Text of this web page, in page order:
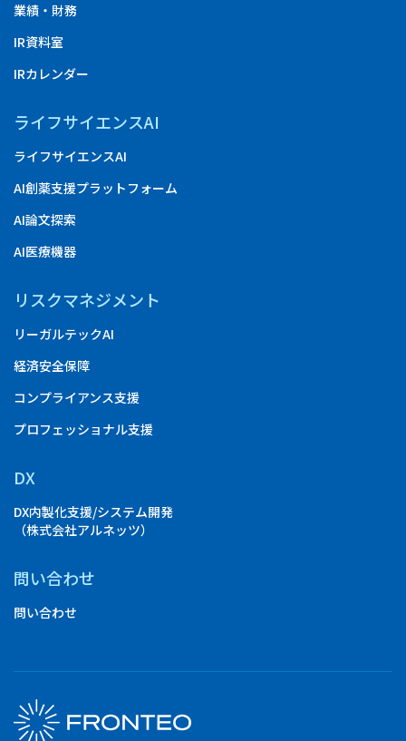
業績・財務
IR資料室
IRカレンダー
ライフサイエンスAI
ライフサイエンスAI
AI創薬支援プラットフォーム
AI論文探索
AI医療機器
リスクマネジメント
リーガルテックAI
経済安全保障
コンプライアンス支援
プロフェッショナル支援
DX
DX内製化支援/システム開発
（株式会社アルネッツ）
問い合わせ
問い合わせ